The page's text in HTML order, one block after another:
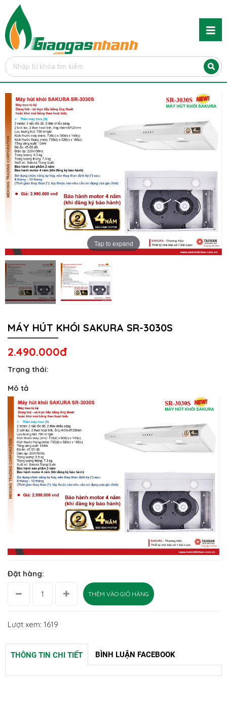
Tap to expand
MÁY HÚT KHÓI SAKURA SR-3030S
2.490.000đ
Trạng thái:
Mô tả
Đặt hàng:
THÊM VÀO GIỎ HÀNG
Lượt xem: 1619
THÔNG TIN CHI TIẾT BÌNH LUẬN FACEBOOK